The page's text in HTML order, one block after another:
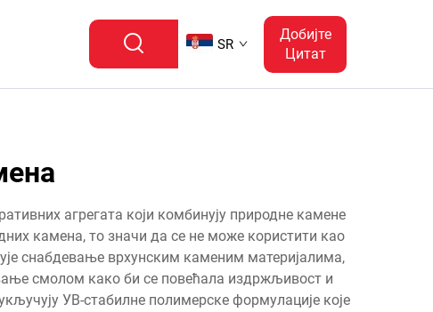
SR
Добијте
Цитат
агрегата који комбинују природне камене
камена, то значи да се не може користити као
снабдевање врхунским каменим материјалима,
смолом како би се повећала издржљивост и
УВ-стабилне полимерске формулације које